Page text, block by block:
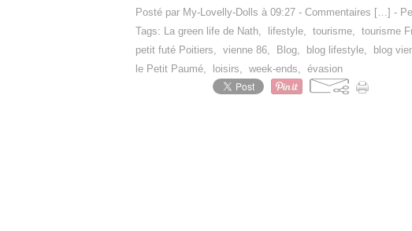
Posté par My-Lovelly-Dolls à 09:27 - Commentaires […] -
Tags: La green life de Nath, lifestyle, tourisme, tourisme
petit futé Poitiers, vienne 86, Blog, blog lifestyle, blog
le Petit Paumé, loisirs, week-ends, évasion